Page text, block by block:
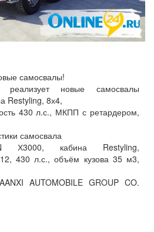
самосвалы!
новые самосвалы
Restyling, 8х4,
430 л.с., МКПП с ретардером,
самосвала
Х3000, кабина Restyling,
430 л.с., объём кузова 35 м3,
AUTOMOBILE GROUP CO.